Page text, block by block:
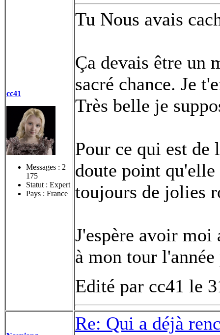
cc41
Messages : 2
175
Statut : Expert
Pays : France
Tu Nous avais
Ça devais être un
sacré chance. Je
Très belle je
Pour ce qui est de
doute point
toujours de jolies
J'espère avoir moi
à mon tour
Edité par cc41 le
Re: Qui a déjà